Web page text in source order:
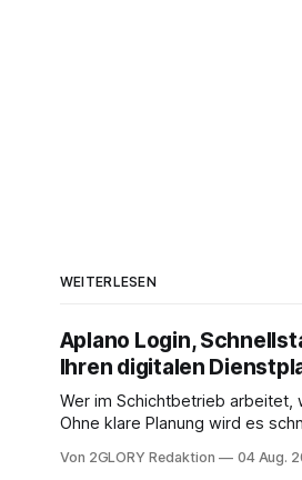
WEITERLESEN
Aplano Login,
Ihren digitalen
Wer im Schichtbetrieb arbeitet,
Ohne klare Planung wird es
zentraler Zugangspunkt, um
Von 2GLORY Redaktion 04 Aug.